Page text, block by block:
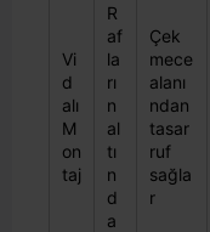
Vi
d
alı
M
on
taj
R
af
la
rı
n
al
tı
n
d
a
Çek
mece
alanı
ndan
tasar
ruf
sağla
r